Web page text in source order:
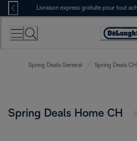
Skip
to
Content
Livraison express gratuite pour tout
Spring Deals General Spring Deals CH
Spring Deals Home CH